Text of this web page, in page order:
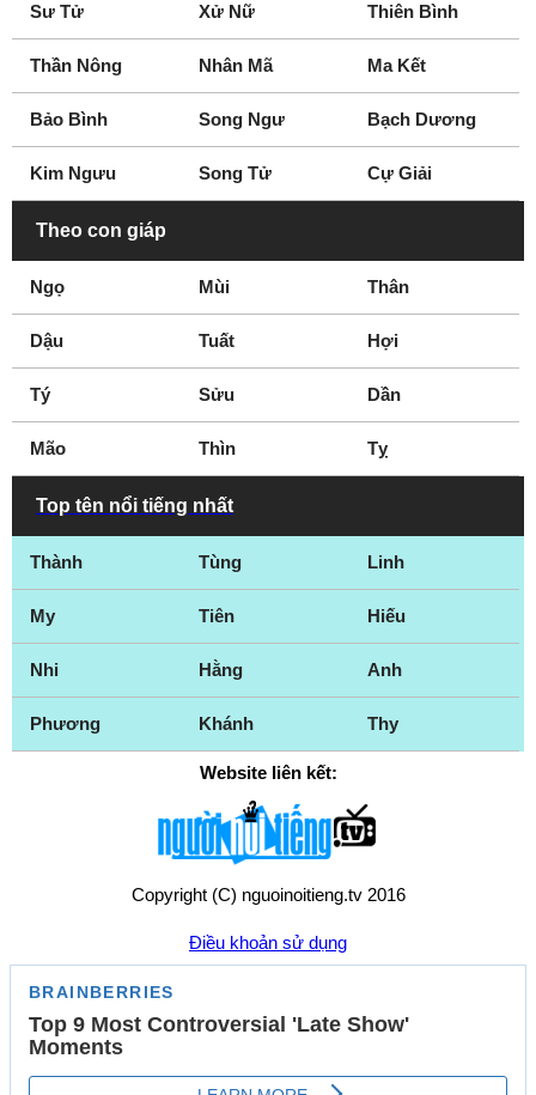
Sư Tử Xử Nữ Thiên Bình
Thần Nông Nhân Mã Ma Kết
Bảo Bình Song Ngư Bạch Dương
Kim Ngưu Song Tử Cự Giải
Theo con giáp
Ngọ Mùi Thân
Dậu Tuất Hợi
Tý Sửu Dần
Mão Thìn Tỵ
Top tên nổi tiếng nhất
Thành Tùng Linh
My Tiên Hiếu
Nhi Hằng Anh
Phương Khánh Thy
Website liên kết:
Copyright (C) nguoinoitieng.tv 2016
Điều khoản sử dụng